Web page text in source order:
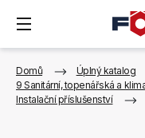
Domů
Úplný katalog
9 Sanitární, topenářská a
Instalační příslušenství